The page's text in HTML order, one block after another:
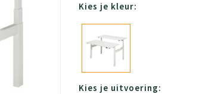
Kies je kleur:
Kies je uitvoering: